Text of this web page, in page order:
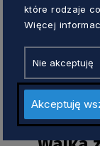
ułatwić
które rodzaje
Więcej
Nie akceptuję
Akceptuję